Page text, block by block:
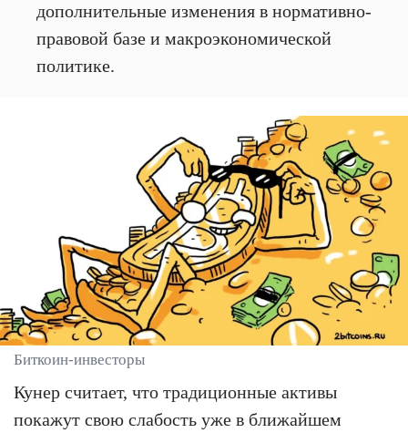
дополнительные изменения в нормативно-
правовой базе и макроэкономической
политике.
Биткоин-инвесторы
Кунер считает, что традиционные активы
покажут свою слабость уже в ближайшем